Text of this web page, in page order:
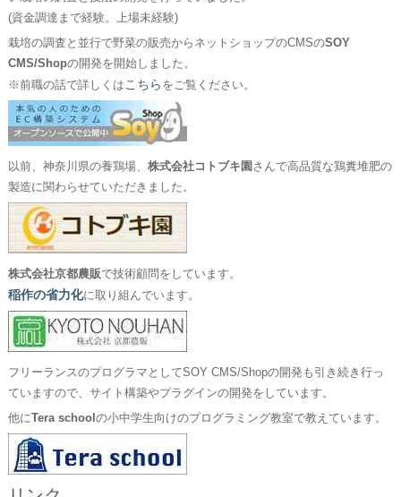
(資金調達まで経験。上場未経験)
栽培の調査と並行で野菜の販売からネットショップのCMSのSOY
CMS/Shopの開発を開始しました。
※前職の話で詳しくはこちら をご覧ください。
以前、神奈川県の養鶏場、 株式会社コトブキ園 さんで高品質な鶏糞堆肥の
製造に関わらせていただきました。
株式会社京都農販で技術顧問をしています。
稲作の省力化に取り組んでいます。
フリーランスのプログラマとしてSOY CMS/Shopの開発も引き続き行っ
ていますので、サイト構築やプラグインの開発をしています。
他にTera school の小中学生向けのプログラミング教室で教えています。